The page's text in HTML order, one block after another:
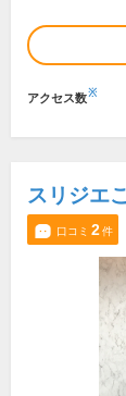
アクセス数※
スリジエ
口コミ 2件